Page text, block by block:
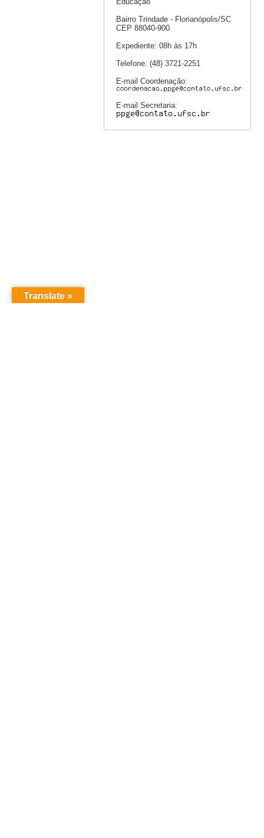
Bairro Trindade - Florianópolis/SC
CEP 88040-900
Expediente: 08h às 17h
Telefone: (48) 3721-2251
E-mail Coordenação:
E-mail Secretaria:
Translate »